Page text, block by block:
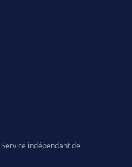
indépendant de